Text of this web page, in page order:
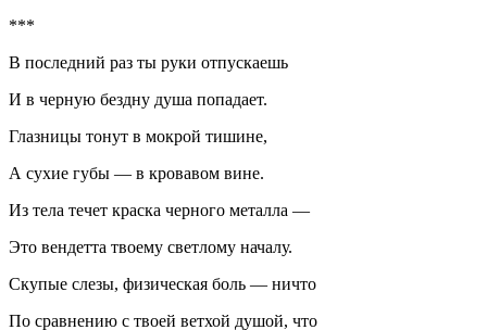
***
В последний раз ты руки отпускаешь
И в черную бездну душа попадает.
Глазницы тонут в мокрой тишине,
А сухие губы — в кровавом вине.
Из тела течет краска черного металла —
Это вендетта твоему светлому началу.
Скупые слезы, физическая боль — ничто
По сравнению с твоей ветхой душой, что